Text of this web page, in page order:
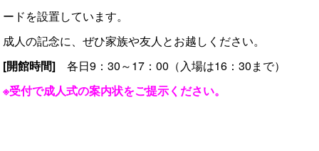
ードを設置しています。
成人の記念に、ぜひ家族や友人とお越しください。
[開館時間] 各日9：30～17：00（入場は16：30まで）
※受付で成人式の案内状をご提示ください。